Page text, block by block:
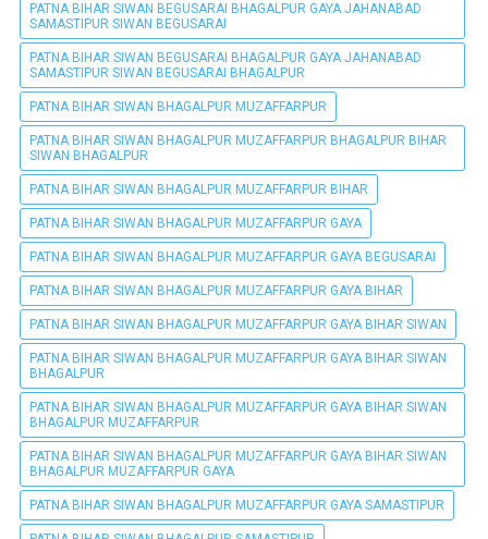
PATNA BIHAR SIWAN BEGUSARAI BHAGALPUR GAYA JAHANABAD
SAMASTIPUR SIWAN BEGUSARAI
PATNA BIHAR SIWAN BEGUSARAI BHAGALPUR GAYA JAHANABAD
SAMASTIPUR SIWAN BEGUSARAI BHAGALPUR
PATNA BIHAR SIWAN BHAGALPUR MUZAFFARPUR
PATNA BIHAR SIWAN BHAGALPUR MUZAFFARPUR BHAGALPUR BIHAR
SIWAN BHAGALPUR
PATNA BIHAR SIWAN BHAGALPUR MUZAFFARPUR BIHAR
PATNA BIHAR SIWAN BHAGALPUR MUZAFFARPUR GAYA
PATNA BIHAR SIWAN BHAGALPUR MUZAFFARPUR GAYA BEGUSARAI
PATNA BIHAR SIWAN BHAGALPUR MUZAFFARPUR GAYA BIHAR
PATNA BIHAR SIWAN BHAGALPUR MUZAFFARPUR GAYA BIHAR SIWAN
PATNA BIHAR SIWAN BHAGALPUR MUZAFFARPUR GAYA BIHAR SIWAN
BHAGALPUR
PATNA BIHAR SIWAN BHAGALPUR MUZAFFARPUR GAYA BIHAR SIWAN
BHAGALPUR MUZAFFARPUR
PATNA BIHAR SIWAN BHAGALPUR MUZAFFARPUR GAYA BIHAR SIWAN
BHAGALPUR MUZAFFARPUR GAYA
PATNA BIHAR SIWAN BHAGALPUR MUZAFFARPUR GAYA SAMASTIPUR